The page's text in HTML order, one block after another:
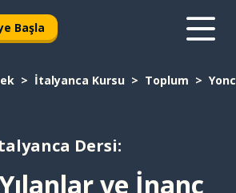
Başla
İtalyanca Kursu Toplum
Dersi:
ve İnanç